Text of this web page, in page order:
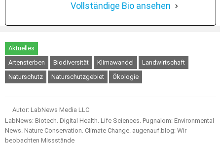
Vollständige Bio ansehen
Aktuelles
Artensterben
Biodiversität Klimawandel
Landwirtschaft
Naturschutz
Naturschutzgebiet Ökologie
Autor: LabNews Media LLC
LabNews: Biotech. Digital Health. Life Sciences. Pugnalom: Environmental
News. Nature Conservation. Climate Change. augenauf.blog: Wir
beobachten Missstände